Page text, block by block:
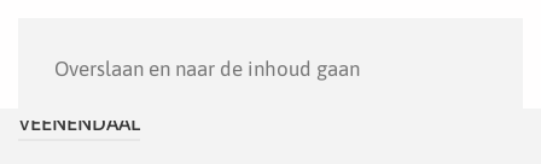
Overslaan en naar de inhoud gaan
VEENENDAAL